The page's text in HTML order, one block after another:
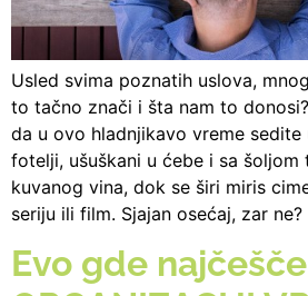
Usled svima poznatih uslova,
to tačno znači i šta nam to
da u ovo hladnjikavo vreme
fotelji, ušuškani u ćebe i sa
kuvanog vina, dok se širi miris
seriju ili film. Sjajan osećaj, zar
Evo gde